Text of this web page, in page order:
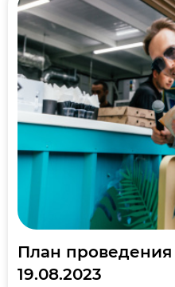
План
19.08.2023